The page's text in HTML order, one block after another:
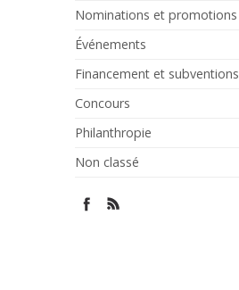
Nominations et promotions
Événements
Financement et subventions
Concours
Philanthropie
Non classé